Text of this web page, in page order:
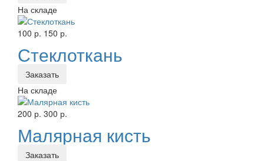
На складе
100 р. 150 р.
Стеклоткань
Заказать
На складе
200 р. 300 р.
Малярная кисть
Заказать